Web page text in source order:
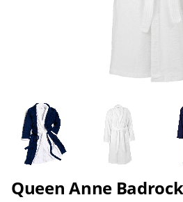
Queen Anne Badrock